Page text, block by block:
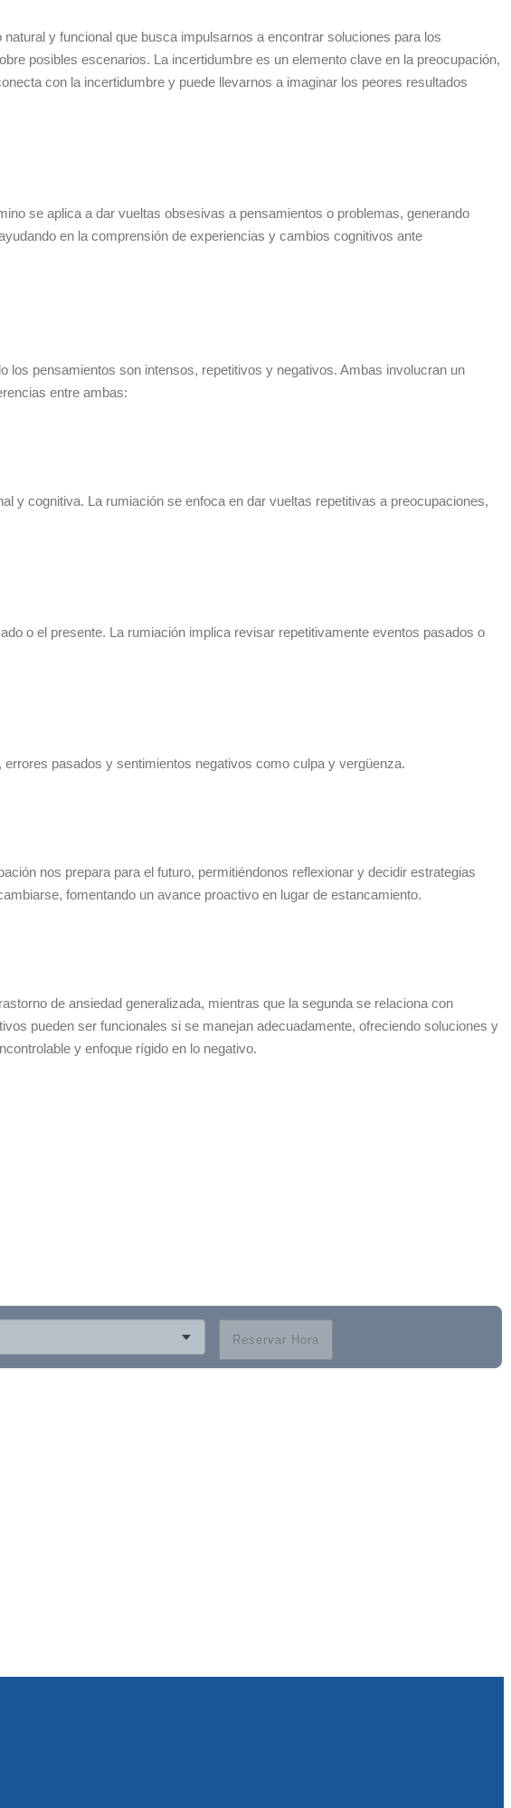
y funcional que busca impulsarnos a encontrar soluciones para los
posibles escenarios. La incertidumbre es un elemento clave en la preocupación,
con la incertidumbre y puede llevarnos a imaginar los peores resultados
se aplica a dar vueltas obsesivas a pensamientos o problemas, generando
en la comprensión de experiencias y cambios cognitivos ante
pensamientos son intensos, repetitivos y negativos. Ambas involucran un
entre ambas:
y cognitiva. La rumiación se enfoca en dar vueltas repetitivas a preocupaciones,
o el presente. La rumiación implica revisar repetitivamente eventos pasados o
pasados y sentimientos negativos como culpa y vergüenza.
nos prepara para el futuro, permitiéndonos reflexionar y decidir estrategias
fomentando un avance proactivo en lugar de estancamiento.
de ansiedad generalizada, mientras que la segunda se relaciona con
pueden ser funcionales si se manejan adecuadamente, ofreciendo soluciones y
y enfoque rígido en lo negativo.
Reservar Hora